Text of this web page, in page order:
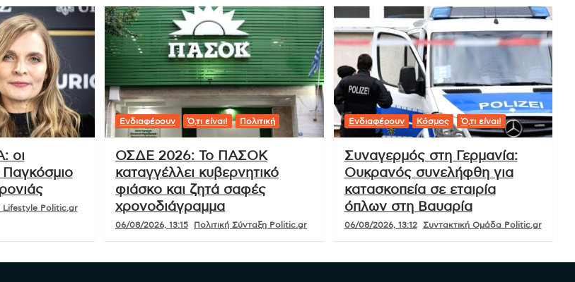
οι
Παγκόσμιο
Lifestyle Politic.gr
Ενδιαφέρουν Ό,τι είναι! Πολιτική
ΟΣΔΕ 2026: Το ΠΑΣΟΚ
καταγγέλλει κυβερνητικό
φιάσκο και ζητά σαφές
χρονοδιάγραμμα
06/08/2026, 13:15 Πολιτική Σύνταξη Politic.gr
Ενδιαφέρουν Κόσμος Ό,τι είναι!
Συναγερμός στη Γερμανία:
Ουκρανός συνελήφθη για
κατασκοπεία σε εταιρία
όπλων στη Βαυαρία
06/08/2026, 13:12 Συντακτική Ομάδα Politic.gr